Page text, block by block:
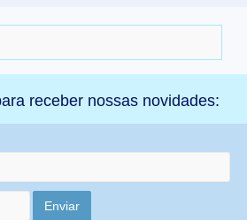
receber nossas novidades: